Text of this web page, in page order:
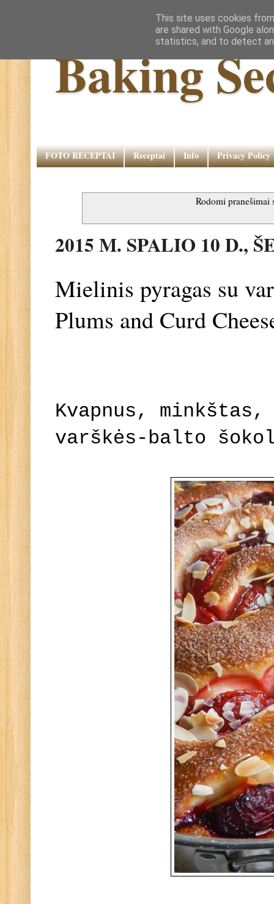
Baking
FOTO RECEPTAI Receptai Info Privacy Policy
Rodomi
2015 M. SPALIO 10 D.,
Mielinis pyragas su
Plums and Curd
Kvapnus,
varškės-balto
This site uses cookies
are shared with Google
statistics, and to detect